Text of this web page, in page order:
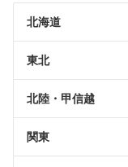
北海道
東北
北陸・甲信越
関東